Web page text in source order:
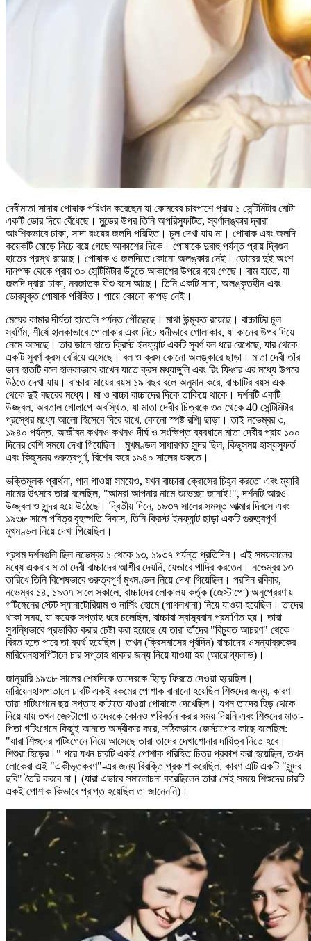
দেবীমাতা সাদায় পোষাক পরিধান করেছেন যা কোমরের চারপাশে প্রায় ১ সেন্টিমিটার মোটা
একটি ডোর দিয়ে বেঁধেছে। মুন্ডের উপর তিনি অপরিস্ফুটিত, স্বর্ণালঙ্কার দ্বারা
আংশিকভাবে ঢাকা, সাদা রংয়ের জলদি পরিহিত। চুল দেখা যায় না। পোষাক এবং জলদি
কয়েকটি মোড়ে নিচে বয়ে গেছে আকাশের দিকে। পোষাকে দুবাহু পর্যন্ত প্রায় দ্বিগুন
হাতের প্রস্থ রয়েছে। পোষাক ও জলদিতে কোনো অলঙ্কার নেই। ডোরের দুই অংশ
দানপক্ষ থেকে প্রায় ৩০ সেন্টিমিটার উঁচুতে আকাশের উপরে বয়ে গেছে। বাম হাতে, যা
জলদি দ্বারা ঢাকা, নবজাতক যীশু বসে আছে। তিনি একটি সাদা, অলঙ্কৃতহীন এবং
ডোরযুক্ত পোষাক পরিহিত। পায়ে কোনো কাপড় নেই।
মেঘের কামার দীর্ঘতা হাতেলি পর্যন্ত পৌঁছেছে। মাথা উন্মুক্ত রয়েছে। বাচ্চাটির চুল
স্বর্ণিম, শীর্ষে হালকাভাবে গোলাকার এবং নিচে ধনীভাবে গোলাকার, যা কানের উপর দিয়ে
নেমে আসছে। তার ডানে হাতে ক্রিস্ট ইনফ্যান্ট একটি সুবর্ণ বল ধরে রেখেছে, যার থেকে
একটি সুবর্ণ ক্রস বেরিয়ে এসেছে। বল ও ক্রস কোনো অলঙ্কারে ছাড়া। মাতা দেবী তাঁর
ডান হাতটি বলে হালকাভাবে রাখেন যাতে ক্রস মধ্যাঙ্গুলি এবং রিং ফিঙার এর মধ্যে উপরে
উঠতে দেখা যায়। বাচ্চারা মায়ের বয়স ১৯ বছর বলে অনুমান করে, বাচ্চাটির বয়স এক
থেকে দুই বছরের মধ্যে। মা ও বাচ্চা বাচ্চাদের দিকে তাকিয়ে থাকে। দর্শনটি একটি
উজ্জ্বল, অবতাল গোলাপে অবস্থিত, যা মাতা দেবীর চিত্রকে ৩০ থেকে 40 সেন্টিমিটার
প্রস্থের মধ্যে আলো হিসেবে ঘিরে রাখে, কোনো স্পষ্ট রশ্মি ছাড়া। তাই নভেম্বর ৩,
১৯৪০ পর্যন্ত, আজীবন কখনও কখনও দীর্ঘ ও সংক্ষিপ্ত ব্যবধানে মাতা দেবীর প্রায় ১০০
দিনের বেশি সময়ে দেখা গিয়েছিল। মুখমণ্ডল সাধারণত সুন্দর ছিল, কিছুসময় হাস্যস্ফূর্ত
এবং কিছুসময় গুরুত্বপূর্ণ, বিশেষ করে ১৯৪০ সালের শুরুতে।
ভক্তিমূলক প্রার্থনা, গান গাওয়া সময়েও, যখন বাচ্চারা ক্রোসের চিহ্ন করতো এবং ম্যারি
নামের উৎসবে তারা বলেছিল, "আমরা আপনার নামে শুভেচ্ছা জানাই!", দর্শনটি আরও
উজ্জ্বল ও সুন্দর হয়ে উঠেছে। দ্বিতীয় দিনে, ১৯৩৭ সালের সমস্ত আত্মার দিবসে এবং
১৯৩৮ সালে পবিত্র বৃহস্পতি দিবসে, তিনি ক্রিস্ট ইনফ্যান্ট ছাড়া একটি গুরুত্বপূর্ণ
মুখমণ্ডল নিয়ে দেখা গিয়েছিল।
প্রথম দর্শনগুলি ছিল নভেম্বর ১ থেকে ১৩, ১৯৩৭ পর্যন্ত প্রতিদিন। এই সময়কালের
মধ্যে একবার মাতা দেবী বাচ্চাদের আশীর দেয়নি, যেভাবে পাদ্রি করতেন। নভেম্বর ১৩
তারিখে তিনি বিশেষভাবে গুরুত্বপূর্ণ মুখমণ্ডল নিয়ে দেখা গিয়েছিল। পরদিন রবিবার,
নভেম্বর ১৪, ১৯৩৭ সালে সকালে, বাচ্চাদের লোকালয় কর্তৃক (জেস্টাপো) অনুপ্রেরণায়
গটিঙ্গেনের স্টেট স্যানাটোরিয়াম ও নার্সিং হোমে (পাগলখানা) নিয়ে যাওয়া হয়েছিল। তাদের
থাকা সময়, যা কয়েক সপ্তাহ ধরে চলেছিল, বাচ্চারা স্বাস্থ্যবান প্রমাণিত হয়। তারা
সুগন্ধিভাবে প্রভাবিত করার চেষ্টা করা হয়েছে যে তারা তাঁদের "বিচ্যুত আচরণ" থেকে
বিরত হতে পারে তা ব্যর্থ হয়েছিল। তখন (ক্রিসমাসের পূর্বদিন) বাচ্চাদের ওসন্যাব্রুকের
মারিয়েনহাসপিটালে চার সপ্তাহ থাকার জন্য নিয়ে যাওয়া হয় (আরোগ্যলাভ)।
জানুয়ারি ১৯৩৮ সালের শেষদিকে তাদেরকে হিড়ে ফিরতে দেওয়া হয়েছিল।
মারিয়েনহাসপাতালে চারটি একই রকমের পোশাক বানানো হয়েছিল শিশুদের জন্য, কারণ
তারা গটিংগেনে ছয় সপ্তাহ কাটাতে যাওয়া পোষাকে দেখেছিল। যখন তাদের হিড় থেকে
নিয়ে যায় তখন জেস্টাপো তাদেরকে কোনও পরিবর্তন করার সময় দিয়নি এবং শিশুদের মাতা-
পিতা গটিংগেনে কিছুই আনতে অস্বীকার করে, সঠিকভাবে জেস্টাপোর কাছে বলেছিল:
"যারা শিশুদের গটিংগেনে নিয়ে আসেছে তারা তাদের দেখাশোনার দায়িত্ব নিতে হবে।
শিশুরা হিড়ের।" পরে যখন চারটি একই পোশাক পরিহিত চিত্র প্রকাশ করা হয়েছিল, তখন
লোকেরা এই "একীভূতকরণ"-এর জন্য বিরক্তি প্রকাশ করেছিল, কারণ এটি একটি "সুন্দর
ছবি" তৈরি করবে না। (যারা এভাবে সমালোচনা করেছিলেন তারা সেই সময়ে শিশুদের চারটি
একই পোশাক কিভাবে প্রাপ্ত হয়েছিল তা জানেননি)।